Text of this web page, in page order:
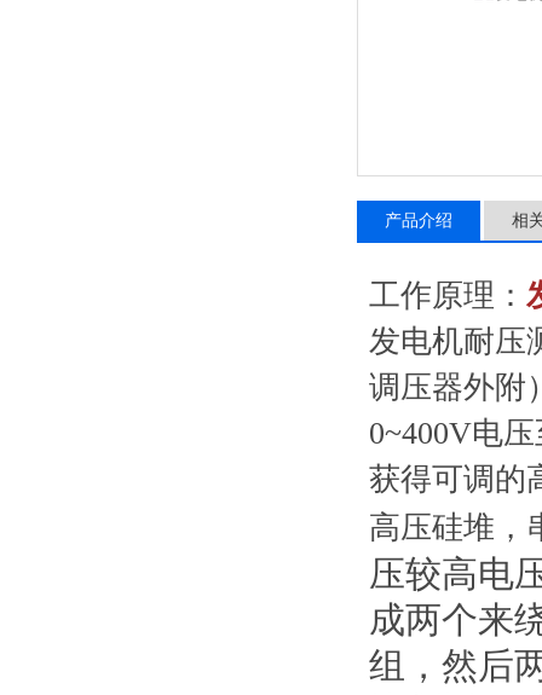
产品介绍 相
工作原理：
发电机耐压
调压器外附
0~400V电
获得可调的
高压硅堆，
压较高电
成两个来
组，然后